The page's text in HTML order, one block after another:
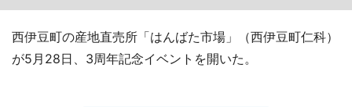
西伊豆町の産地直売所「はんばた市場」（西伊豆町仁科）
が5月28日、3周年記念イベントを開いた。